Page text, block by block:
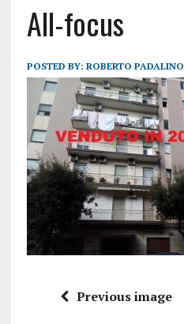
All-focus
POSTED BY: ROBERTO PADALINO
Previous image